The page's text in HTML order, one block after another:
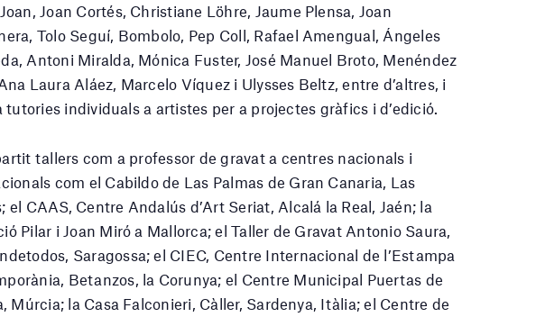
Joan Cortés, Christiane Löhre, Jaume Plensa, Joan
Tolo Seguí, Bombolo, Pep Coll, Rafael Amengual, Ángeles
Antoni Miralda, Mónica Fuster, José Manuel Broto, Menéndez
Laura Aláez, Marcelo Víquez i Ulysses Beltz, entre d’altres, i
tutories individuals a artistes per a projectes gràfics i d’edició.
tallers com a professor de gravat a centres nacionals i
com el Cabildo de Las Palmas de Gran Canaria, Las
el CAAS, Centre Andalús d’Art Seriat, Alcalá la Real, Jaén; la
Pilar i Joan Miró a Mallorca; el Taller de Gravat Antonio Saura,
Saragossa; el CIEC, Centre Internacional de l’Estampa
Betanzos, la Corunya; el Centre Municipal Puertas de
Múrcia; la Casa Falconieri, Càller, Sardenya, Itàlia; el Centre de